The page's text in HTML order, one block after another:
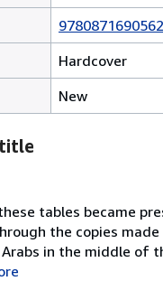
9780871690562
Hardcover
New
tables became
the copies
Arabs in the middle of